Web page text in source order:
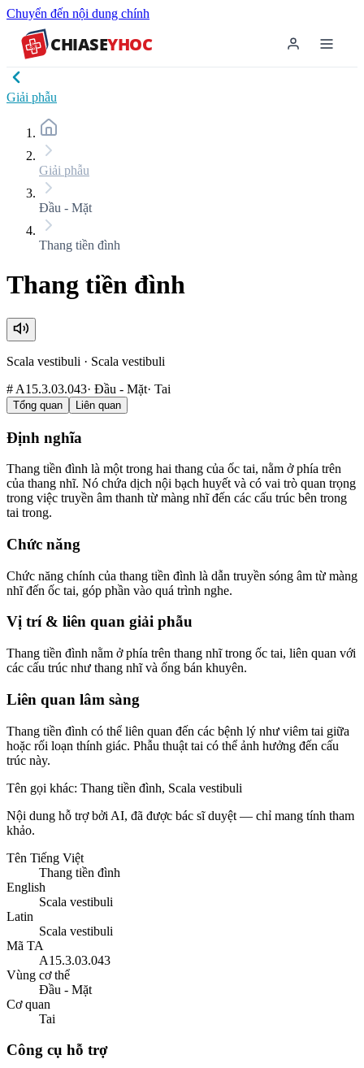
Chuyển đến nội dung chính
CHIASEYHOC
Giải phẫu
Giải phẫu
Đầu - Mặt
Thang tiền đình
Thang tiền đình
Scala vestibuli · Scala vestibuli
# A15.3.03.043· Đầu - Mặt· Tai
Tổng quan Liên quan
Định nghĩa
Thang tiền đình là một trong hai thang của ốc tai, nằm ở phía trên
của thang nhĩ. Nó chứa dịch nội bạch huyết và có vai trò quan trọng
trong việc truyền âm thanh từ màng nhĩ đến các cấu trúc bên trong
tai trong.
Chức năng
Chức năng chính của thang tiền đình là dẫn truyền sóng âm từ màng
nhĩ đến ốc tai, góp phần vào quá trình nghe.
Vị trí & liên quan giải phẫu
Thang tiền đình nằm ở phía trên thang nhĩ trong ốc tai, liên quan với
các cấu trúc như thang nhĩ và ống bán khuyên.
Liên quan lâm sàng
Thang tiền đình có thể liên quan đến các bệnh lý như viêm tai giữa
hoặc rối loạn thính giác. Phẫu thuật tai có thể ảnh hưởng đến cấu
trúc này.
Tên gọi khác: Thang tiền đình, Scala vestibuli
Nội dung hỗ trợ bởi AI, đã được bác sĩ duyệt — chỉ mang tính tham
khảo.
Tên Tiếng Việt
Thang tiền đình
English
Scala vestibuli
Latin
Scala vestibuli
Mã TA
A15.3.03.043
Vùng cơ thể
Đầu - Mặt
Cơ quan
Tai
Công cụ hỗ trợ